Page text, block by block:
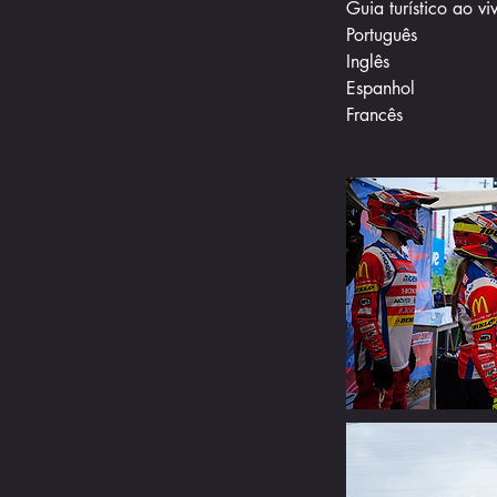
Guia turístico ao
Português
Inglês
Espanhol